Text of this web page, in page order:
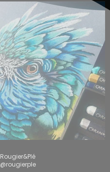
Rougier&Plé
@rougierple